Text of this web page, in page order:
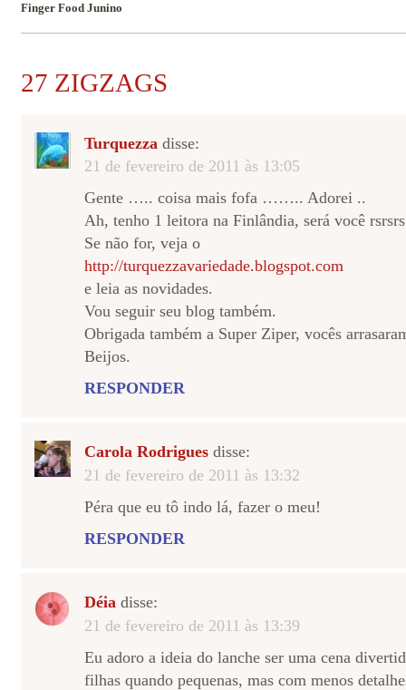
Finger Food Junino
27 ZIGZAGS
Turquezza disse:
21 de fevereiro de 2011 às 13:05
Gente ….. coisa mais fofa …….. Adorei ..
Ah, tenho 1 leitora na Finlândia, será você
Se não for, veja o
http://turquezzavariedade.blogspot.com
e leia as novidades.
Vou seguir seu blog também.
Obrigada também a Super Ziper, vocês
Beijos.
RESPONDER
Carola Rodrigues disse:
21 de fevereiro de 2011 às 13:32
Péra que eu tô indo lá, fazer o meu!
RESPONDER
Déia disse:
21 de fevereiro de 2011 às 13:39
Eu adoro a ideia do lanche ser uma cena
filhas quando pequenas, mas com menos